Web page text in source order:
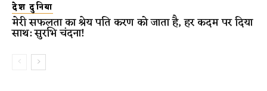
देश दुनिया
मेरी सफलता का श्रेय पति करण को जाता है, हर कदम पर दिया
साथ: सुरभि चंदना!